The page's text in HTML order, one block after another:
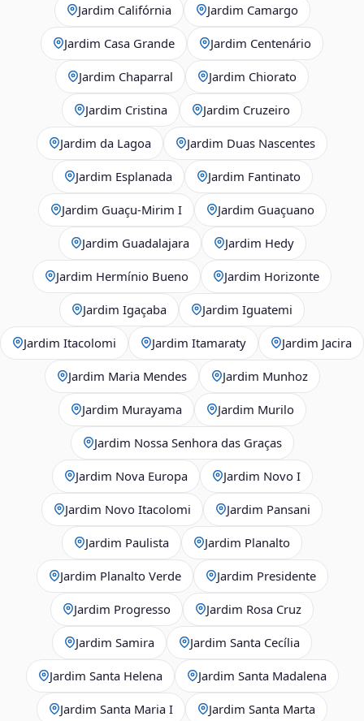
Jardim Califórnia Jardim Camargo
Jardim Casa Grande Jardim Centenário
Jardim Chaparral Jardim Chiorato
Jardim Cristina Jardim Cruzeiro
Jardim da Lagoa Jardim Duas Nascentes
Jardim Esplanada Jardim Fantinato
Jardim Guaçu‑Mirim I Jardim Guaçuano
Jardim Guadalajara Jardim Hedy
Jardim Hermínio Bueno Jardim Horizonte
Jardim Igaçaba Jardim Iguatemi
Jardim Itacolomi Jardim Itamaraty Jardim Jacira
Jardim Maria Mendes Jardim Munhoz
Jardim Murayama Jardim Murilo
Jardim Nossa Senhora das Graças
Jardim Nova Europa Jardim Novo I
Jardim Novo Itacolomi Jardim Pansani
Jardim Paulista Jardim Planalto
Jardim Planalto Verde Jardim Presidente
Jardim Progresso Jardim Rosa Cruz
Jardim Samira Jardim Santa Cecília
Jardim Santa Helena Jardim Santa Madalena
Jardim Santa Maria I Jardim Santa Marta